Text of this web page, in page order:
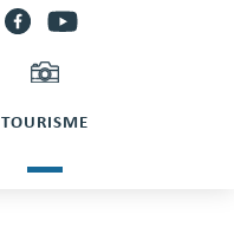
TOURISME